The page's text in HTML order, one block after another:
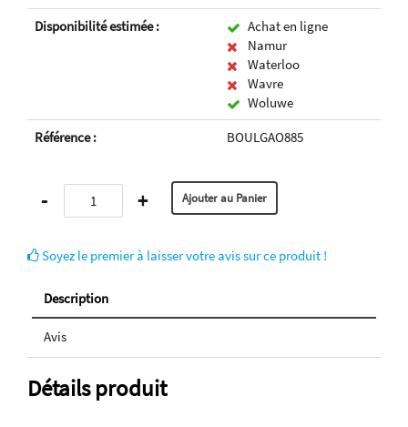
Disponibilité estimée :
Achat en ligne
Namur
Waterloo
Wavre
Woluwe
Référence :
BOULGAO885
- +
Soyez le premier à laisser votre avis sur ce produit !
Description
Avis
Détails produit